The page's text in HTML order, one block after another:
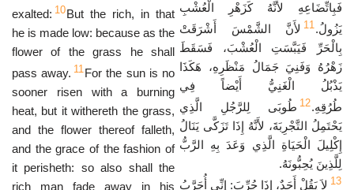
exalted: 10But the rich, in that
he is made low: because as the
flower of the grass he shall
pass away. 11For the sun is no
sooner risen with a burning
heat, but it withereth the grass,
and the flower thereof falleth,
and the grace of the fashion of
it perisheth: so also shall the
rich man fade away in his
فَبِاتِّضَاعِهِ لأَنَّهُ كَزَهْرِ الْعُشْبِ
يَزُولُ.11 لأَنَّ الشَّمْسَ أَشْرَقَتْ
بِالْحَرِّ فَيَبَّسَتِ الْعُشْبَ، فَسَقَطَ
زَهْرُهُ وَفَنِيَ جَمَالُ مَنْظَرِهِ، هَكَذَا
يَذْبُلُ الْغَنِيُّ أَيْضاً فِي
طُرُقِهِ.12 طُوبَى لِلرَّجُلِ الَّذِي
يَحْتَمِلُ التَّجْرِبَةَ، لأَنَّهُ إِذَا تَزَكَّى يَنَالُ
إِكْلِيلَ الْحَيَاةِ الَّذِي وَعَدَ بِهِ الرَّبُّ
لِلَّذِينَ يُحِبُّونَهُ.
13 لاَ يَقُلْ أَحَدٌ، إِذَا جُرِّبَ: إِنِّي أُجَرَّبُ